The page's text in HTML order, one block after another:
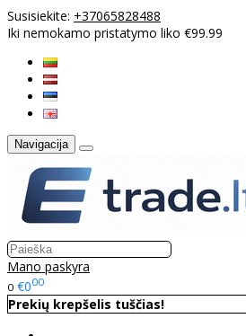
Susisiekite: +37065828488
Iki nemokamo pristatymo liko €99.99
Navigacija
Mano paskyra
0 €000
Prekių krepšelis tuščias!